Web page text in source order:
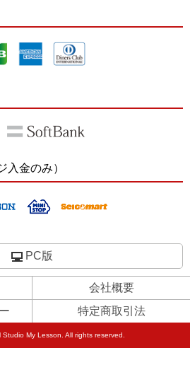
入金のみ）
PC版
会社概要
特定商取引法
My Lesson. All rights reserved.